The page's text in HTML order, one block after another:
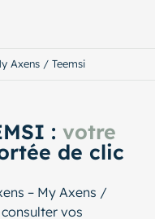
Axens / Teemsi
: votre
de clic
– My Axens /
vos